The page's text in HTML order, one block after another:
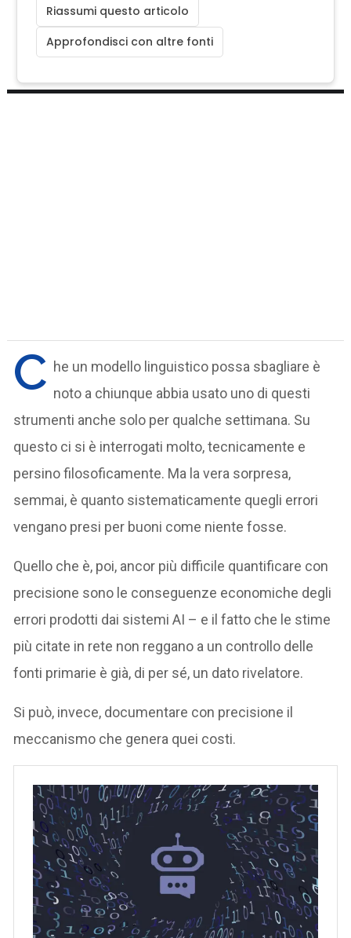
Riassumi questo articolo
Approfondisci con altre fonti
C he un modello linguistico possa sbagliare è
noto a chiunque abbia usato uno di questi
strumenti anche solo per qualche settimana. Su
questo ci si è interrogati molto, tecnicamente e
persino filosoficamente. Ma la vera sorpresa,
semmai, è quanto sistematicamente quegli errori
vengano presi per buoni come niente fosse.
Quello che è, poi, ancor più difficile quantificare con
precisione sono le conseguenze economiche degli
errori prodotti dai sistemi AI – e il fatto che le stime
più citate in rete non reggano a un controllo delle
fonti primarie è già, di per sé, un dato rivelatore.
Si può, invece, documentare con precisione il
meccanismo che genera quei costi.